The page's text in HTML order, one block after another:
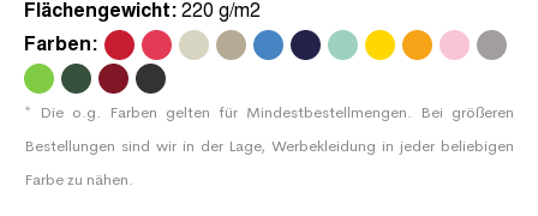
Flächengewicht: 220 g/m2
Farben:
* Die o.g. Farben gelten für Mindestbestellmengen. Bei größeren
Bestellungen sind wir in der Lage, Werbekleidung in jeder beliebigen
Farbe zu nähen.